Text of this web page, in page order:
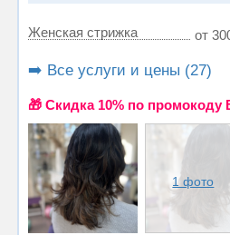
Женская стрижка от
➡️ Все услуги и цены (27)
🎁 Cкидка 10% по промокоду
1 фото